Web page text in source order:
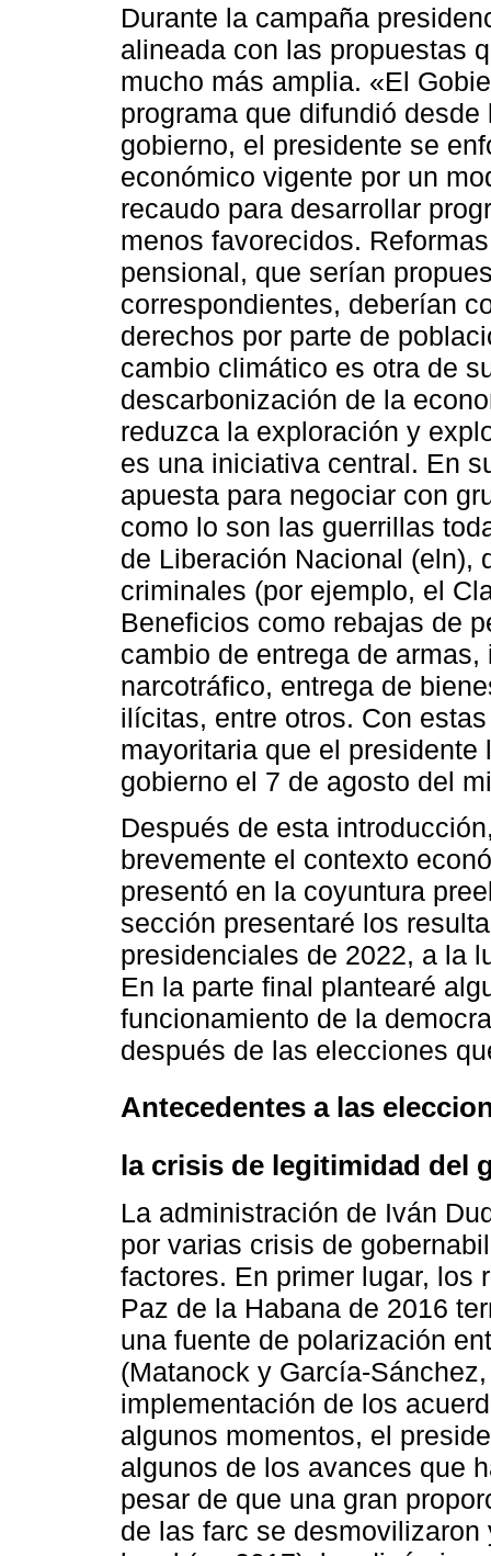
Durante la campaña
alineada con las propuestas
mucho más amplia. «El
programa que difundió
gobierno, el presidente se
económico vigente por un
recaudo para desarrollar
menos favorecidos.
pensional, que serían
correspondientes, deberían
derechos por parte de
cambio climático es otra de
descarbonización de la
reduzca la exploración y
es una iniciativa central. En
apuesta para negociar con
como lo son las guerrillas
de Liberación Nacional (eln),
criminales (por ejemplo, el
Beneficios como rebajas de
cambio de entrega de
narcotráfico, entrega de
ilícitas, entre otros. Con
mayoritaria que el
gobierno el 7 de agosto del
Después de esta
brevemente el contexto
presentó en la coyuntura
sección presentaré los
presidenciales de 2022, a la
En la parte final plantearé
funcionamiento de la
después de las elecciones
Antecedentes a las
la crisis de legitimidad del
La administración de Iván
por varias crisis de
factores. En primer lugar, los
Paz de la Habana de 2016
una fuente de polarización
(Matanock y García-
implementación de los
algunos momentos, el
algunos de los avances que
pesar de que una gran
de las farc se